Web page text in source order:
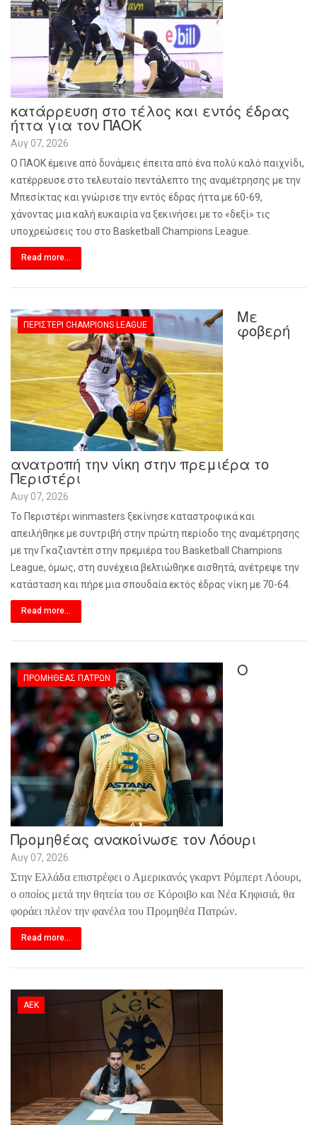
κατάρρευση στο τέλος και εντός έδρας
ήττα για τον ΠΑΟΚ
Αυγ 07, 2026
Ο ΠΑΟΚ έμεινε από δυνάμεις έπειτα από ένα πολύ καλό παιχνίδι,
κατέρρευσε στο τελευταίο πεντάλεπτο της αναμέτρησης με την
Μπεσίκτας και γνώρισε την εντός έδρας ήττα με 60-69,
χάνοντας μια καλή ευκαιρία να ξεκινήσει με το «δεξί» τις
υποχρεώσεις του στο Basketball Champions League
Read more...
ΠΕΡΙΣΤΈΡΙ CHAMPIONS LEAGUE Με
φοβερή
ανατροπή την νίκη στην πρεμιέρα το
Περιστέρι
Αυγ 07, 2026
Το Περιστέρι winmasters ξεκίνησε καταστροφικά και
απειλήθηκε με συντριβή στην πρώτη περίοδο της αναμέτρησης
με την Γκαζιαντέπ στην πρεμιέρα του Basketball Champions
League, όμως, στη συνέχεια βελτιώθηκε αισθητά, ανέτρεψε την
κατάσταση και πήρε μια σπουδαία εκτός έδρας νίκη με 70-64.
Read more...
ΠΡΟΜΗΘΈΑΣ ΠΑΤΡΏΝ Ο
Προμηθέας ανακοίνωσε τον Λόουρι
Αυγ 07, 2026
Στην Ελλάδα επιστρέφει ο Αμερικανός γκαρντ Ρόμπερτ Λόουρι,
ο οποίος μετά την θητεία του σε Κόροιβο και Νέα Κηφισιά, θα
φοράει πλέον την φανέλα του Προμηθέα Πατρών.
Read more...
ΑΕΚ